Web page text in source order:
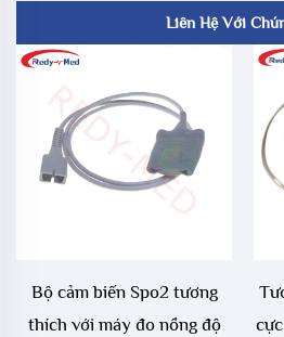
Liên Hệ Với
Bộ cảm biến Spo2 tương
thích với máy đo nồng độ